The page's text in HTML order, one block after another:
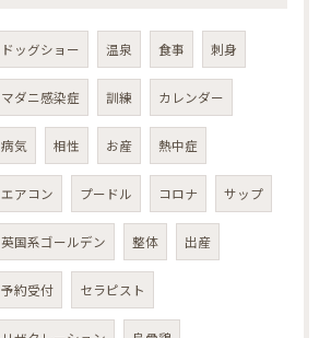
ドッグショー 温泉 食事 刺身
マダニ感染症 訓練 カレンダー
病気 相性 お産 熱中症
エアコン プードル コロナ サップ
英国系ゴールデン 整体 出産
予約受付 セラピスト